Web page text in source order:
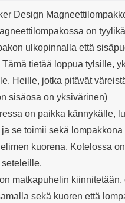
Max
(15W) 9V/
(18W)
9V/
12V/
20.W Max
Design
on
ulkopinnalla että
Tämä tietää loppua tylsille,
Heille, jotka pitävät
sisäosa on yksivärinen)
on paikka kännykälle,
se toimii sekä lompakkona
kuorena. Kotelossa
seteleille.
matkapuhelin kiinnitetään,
sekä kuoren että